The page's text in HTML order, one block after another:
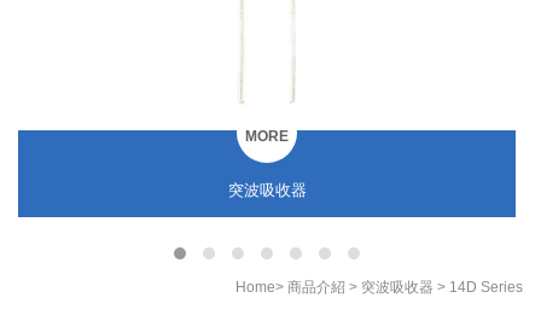
MORE
突波吸收器
Home> 商品介紹 > 突波吸收器 > 14D Series